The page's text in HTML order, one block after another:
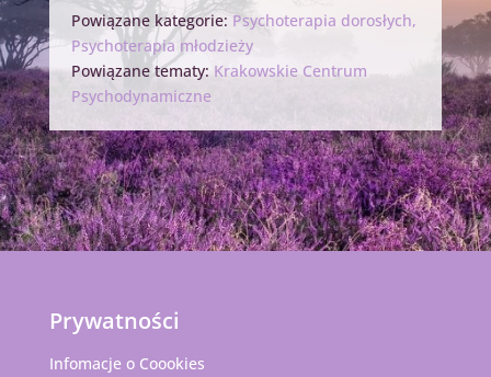
Powiązane kategorie:Psychoterapia dorosłych,
Psychoterapia młodzieży
Powiązane tematy: Krakowskie Centrum
Psychodynamiczne
Prywatności
Infomacje o Coookies